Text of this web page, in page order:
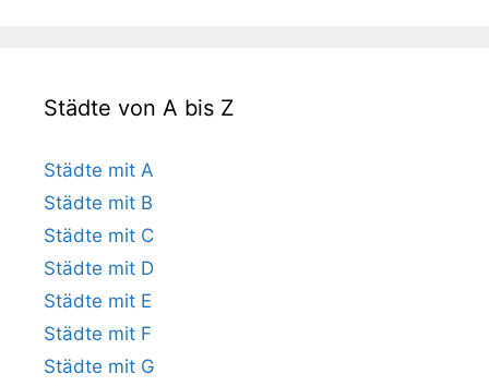
Städte von A bis Z
Städte mit A
Städte mit B
Städte mit C
Städte mit D
Städte mit E
Städte mit F
Städte mit G